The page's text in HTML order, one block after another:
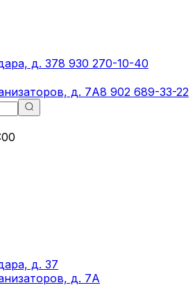
д. 378 930 270-10-40
д. 7А8 902 689-33-22
д. 37
д. 7А